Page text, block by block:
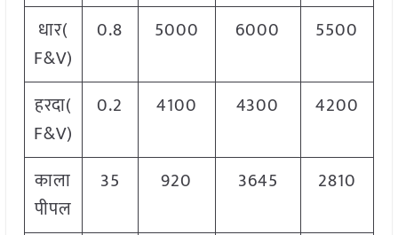
धार(
F&V)
0.8 5000 6000 5500
हरदा(
F&V)
0.2 4100 4300 4200
काला
पीपल
35 920 3645 2810